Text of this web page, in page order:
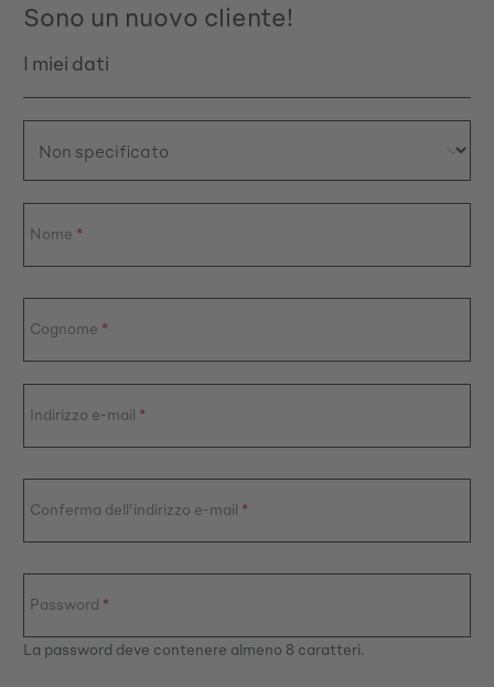
Sono un nuovo cliente!
I miei dati
Nome *
Cognome *
Indirizzo e-mail *
Conferma dell'indirizzo e-mail *
Password *
La password deve contenere almeno 8 caratteri.